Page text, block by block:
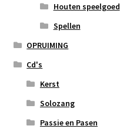
Houten speelgoed
Spellen
OPRUIMING
Cd's
Kerst
Solozang
Passie en Pasen